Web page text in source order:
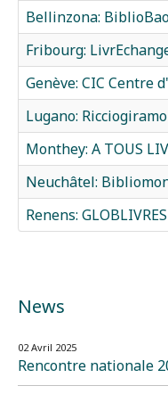
Bellinzona:
Fribourg:
Genève: CIC
Lugano:
Monthey: A TOUS
Neuchâtel:
Renens: GLOBLIVRES
News
02 Avril 2025
Rencontre nationale